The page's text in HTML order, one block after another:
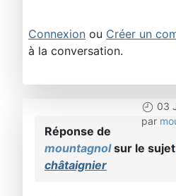
Connexion ou Créer un
à la conversation.
03
par
Réponse de
mountagnolsur le sujet
châtaignier